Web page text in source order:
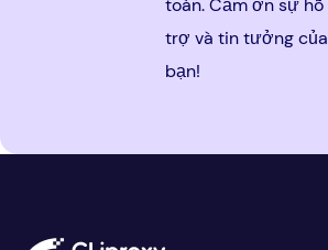
toàn. Cảm ơn sự hỗ
trợ và tin tưởng của
bạn!